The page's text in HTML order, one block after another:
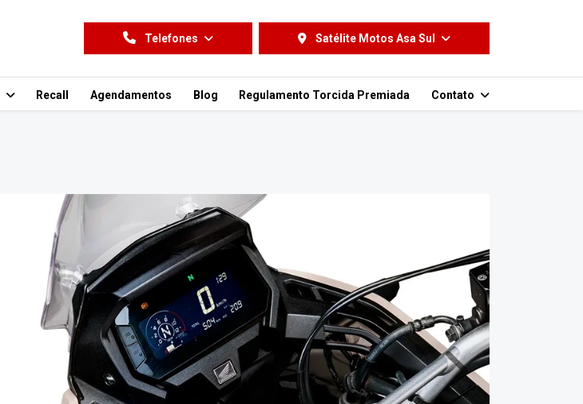
Telefones Satélite Motos Asa Sul
Recall Agendamentos Blog Regulamento Torcida Premiada Contato
Próximo